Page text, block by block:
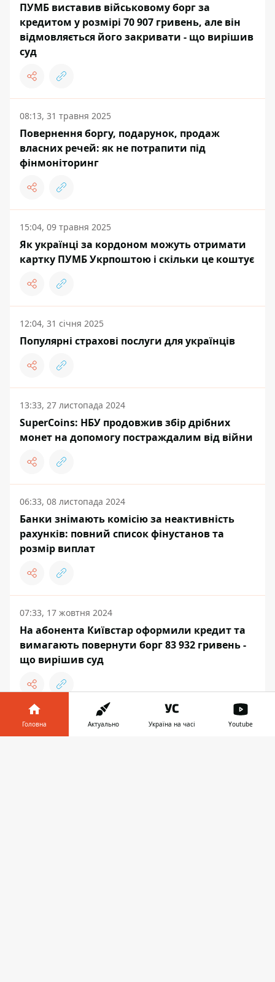
ПУМБ виставив військовому борг за
кредитом у розмірі 70 907 гривень, але він
відмовляється його закривати - що вирішив
суд
08:13, 31 травня 2025
Повернення боргу, подарунок, продаж
власних речей: як не потрапити під
фінмоніторинг
15:04, 09 травня 2025
Як українці за кордоном можуть отримати
картку ПУМБ Укрпоштою і скільки це коштує
12:04, 31 січня 2025
Популярні страхові послуги для українців
13:33, 27 листопада 2024
SuperCoins: НБУ продовжив збір дрібних
монет на допомогу постраждалим від війни
06:33, 08 листопада 2024
Банки знімають комісію за неактивність
рахунків: повний список фінустанов та
розмір виплат
07:33, 17 жовтня 2024
На абонента Київстар оформили кредит та
вимагають повернути борг 83 932 гривень -
що вирішив суд
Головна Актуально Україна на часі Youtube